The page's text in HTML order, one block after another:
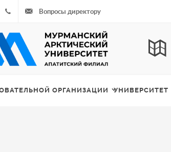
Вопросы директору
ОРГАНИЗАЦИИ УНИВЕРСИТЕТ